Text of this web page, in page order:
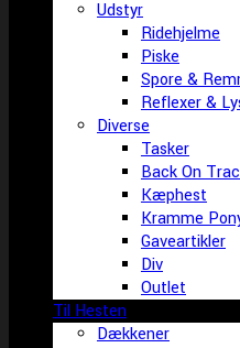
Udstyr
Ridehjelme
Piske
Spore &
Reflexer &
Diverse
Tasker
Back On
Kæphest
Kramme
Gaveartikler
Div
Outlet
Til Hesten
Dækkener